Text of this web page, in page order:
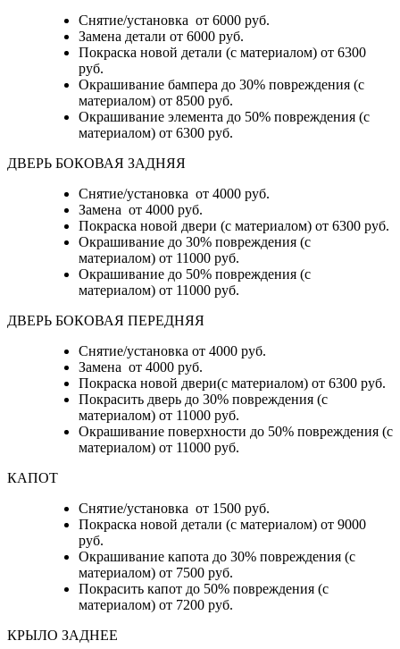
Снятие/установка от 6000 руб.
Замена детали от 6000 руб.
Покраска новой детали (с материалом) от 6300
руб.
Окрашивание бампера до 30% повреждения (с
материалом) от 8500 руб.
Окрашивание элемента до 50% повреждения (с
материалом) от 6300 руб.
ДВЕРЬ БОКОВАЯ ЗАДНЯЯ
Снятие/установка от 4000 руб.
Замена от 4000 руб.
Покраска новой двери (с материалом) от 6300 руб.
Окрашивание до 30% повреждения (с
материалом) от 11000 руб.
Окрашивание до 50% повреждения (с
материалом) от 11000 руб.
ДВЕРЬ БОКОВАЯ ПЕРЕДНЯЯ
Снятие/установка от 4000 руб.
Замена от 4000 руб.
Покраска новой двери(с материалом) от 6300 руб.
Покрасить дверь до 30% повреждения (с
материалом) от 11000 руб.
Окрашивание поверхности до 50% повреждения (с
материалом) от 11000 руб.
КАПОТ
Снятие/установка от 1500 руб.
Покраска новой детали (с материалом) от 9000
руб.
Окрашивание капота до 30% повреждения (с
материалом) от 7500 руб.
Покрасить капот до 50% повреждения (с
материалом) от 7200 руб.
КРЫЛО ЗАДНЕЕ